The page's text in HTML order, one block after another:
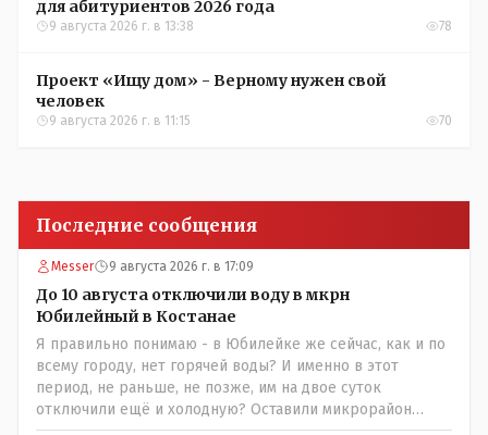
для абитуриентов 2026 года
9 августа 2026 г. в 13:38 78
Проект «Ищу дом» - Верному нужен свой
человек
9 августа 2026 г. в 11:15 70
Последние сообщения
Messer 9 августа 2026 г. в 17:09
До 10 августа отключили воду в мкрн
Юбилейный в Костанае
Я правильно понимаю - в Юбилейке же сейчас, как и по
всему городу, нет горячей воды? И именно в этот
период, не раньше, не позже, им на двое суток
отключили ещё и холодную? Оставили микрорайон
вообще без воды?